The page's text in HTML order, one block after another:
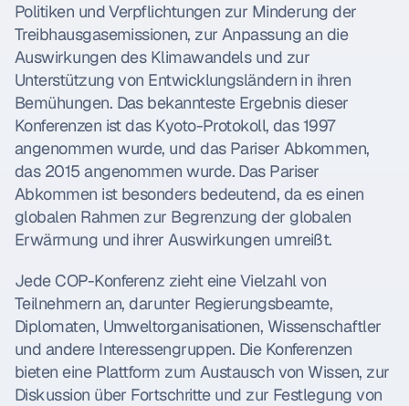
Politiken und Verpflichtungen zur Minderung der
Treibhausgasemissionen, zur Anpassung an die
Auswirkungen des Klimawandels und zur
Unterstützung von Entwicklungsländern in ihren
Bemühungen. Das bekannteste Ergebnis dieser
Konferenzen ist das Kyoto-Protokoll, das 1997
angenommen wurde, und das Pariser Abkommen,
das 2015 angenommen wurde. Das Pariser
Abkommen ist besonders bedeutend, da es einen
globalen Rahmen zur Begrenzung der globalen
Erwärmung und ihrer Auswirkungen umreißt.
Jede COP-Konferenz zieht eine Vielzahl von
Teilnehmern an, darunter Regierungsbeamte,
Diplomaten, Umweltorganisationen, Wissenschaftler
und andere Interessengruppen. Die Konferenzen
bieten eine Plattform zum Austausch von Wissen, zur
Diskussion über Fortschritte und zur Festlegung von